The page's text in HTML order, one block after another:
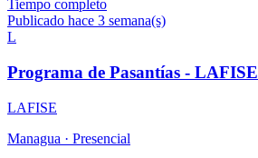
Tiempo completo
Publicado hace 3 semana(s)
L
Programa de Pasantías - LAFISE
LAFISE
Managua · Presencial